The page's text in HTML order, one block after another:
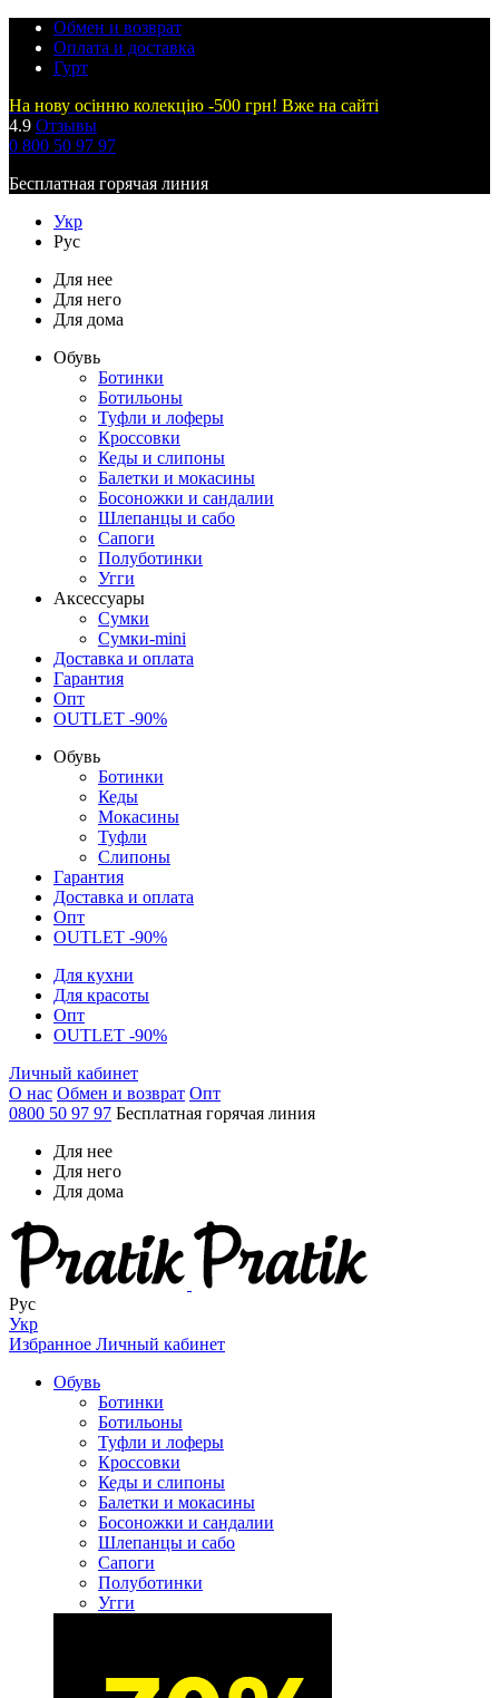
Обмен и возврат
Оплата и доставка
Гурт
На нову осінню колекцію -500 грн! Вже на сайті
4.9 Отзывы
0 800 50 97 97
Бесплатная горячая линия
Укр
Рус
Для нее
Для него
Для дома
Обувь
Ботинки
Ботильоны
Туфли и лоферы
Кроссовки
Кеды и слипоны
Балетки и мокасины
Босоножки и сандалии
Шлепанцы и сабо
Сапоги
Полуботинки
Угги
Аксессуары
Сумки
Сумки-mini
Доставка и оплата
Гарантия
Опт
OUTLET -90%
Обувь
Ботинки
Кеды
Мокасины
Туфли
Слипоны
Гарантия
Доставка и оплата
Опт
OUTLET -90%
Для кухни
Для красоты
Опт
OUTLET -90%
Личный кабинет
О нас Обмен и возврат Опт
0800 50 97 97 Бесплатная горячая линия
Для нее
Для него
Для дома
Рус
Укр
Избранное Личный кабинет
Обувь
Ботинки
Ботильоны
Туфли и лоферы
Кроссовки
Кеды и слипоны
Балетки и мокасины
Босоножки и сандалии
Шлепанцы и сабо
Сапоги
Полуботинки
Угги